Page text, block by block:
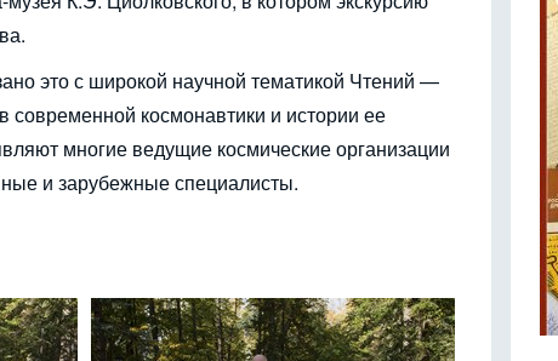
это с широкой научной тематикой Чтений —
современной космонавтики и истории ее
многие ведущие космические организации
и зарубежные специалисты.